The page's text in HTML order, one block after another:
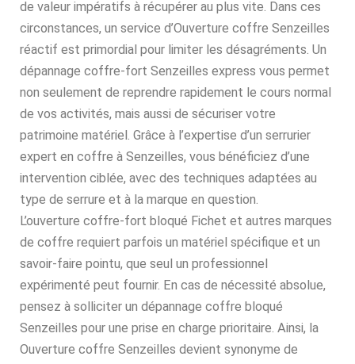
de valeur impératifs à récupérer au plus vite. Dans ces
circonstances, un service d’Ouverture coffre Senzeilles
réactif est primordial pour limiter les désagréments. Un
dépannage coffre-fort Senzeilles express vous permet
non seulement de reprendre rapidement le cours normal
de vos activités, mais aussi de sécuriser votre
patrimoine matériel. Grâce à l’expertise d’un serrurier
expert en coffre à Senzeilles, vous bénéficiez d’une
intervention ciblée, avec des techniques adaptées au
type de serrure et à la marque en question.
L’ouverture coffre-fort bloqué Fichet et autres marques
de coffre requiert parfois un matériel spécifique et un
savoir-faire pointu, que seul un professionnel
expérimenté peut fournir. En cas de nécessité absolue,
pensez à solliciter un dépannage coffre bloqué
Senzeilles pour une prise en charge prioritaire. Ainsi, la
Ouverture coffre Senzeilles devient synonyme de